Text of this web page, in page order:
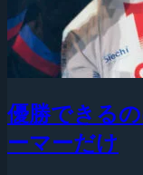
優勝できる
ーマーだけ